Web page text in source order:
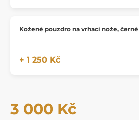
Kožené pouzdro na vrhací nože, černé
+ 1 250 Kč
3 000 Kč